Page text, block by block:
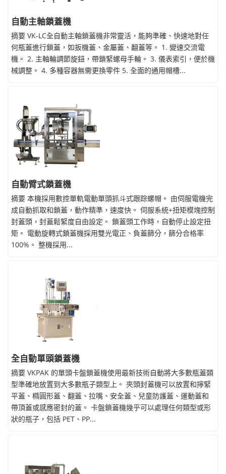
自動主軸鎖蓋機
摘要 VK-LC全自動主軸鎖蓋機非常靈活，能夠準確、快速地對任
何瓶蓋進行鎖蓋，如扳機蓋、金屬蓋、翻蓋等。 1. 變速交流電
機。 2. 主軸輪調節旋鈕，帶鎖緊螺母手輪。 3. 儀表索引，便於機
械調整。 4. 多種容器無需更換零件 5. 全面的通用帽槽...
自動臂式鎖蓋機
摘要 本機採用數控單軌電動單頭抓斗式跟踪螺帽。 由伺服電機完
成自動抓取和鎖蓋，動作精準，速度快。 伺服系統+扭矩模塊控制
封蓋頭，封蓋鬆緊度自由設定。 鎖蓋頭工作時，自動停止設定扭
矩。 電動旋轉式鎖蓋機採用雙光電正、負蓋篩分，篩分合格率
100%。 整機採用...
全自動單頭鎖蓋機
摘要 VKPAK 的單頭卡盤鎖蓋機使用最新技術自動將大多數瓶蓋類
型準確地放置到大多數瓶子類型上。 夾頭封蓋機可以放置和擰緊
平蓋、橢圓形蓋、翻蓋、拉嘴、安全蓋、兒童防護蓋、運動蓋和
帶頂蓋或感應密封的蓋。 卡盤鎖蓋機幾乎可以處理任何類型或形
狀的瓶子，包括 PET、PP...